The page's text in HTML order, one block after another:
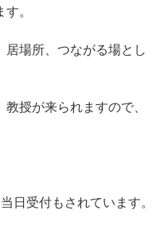
。
居場所、つながる場とし
授が来られますので、
日受付もされています。